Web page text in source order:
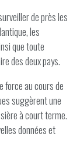
de près les
les
que toute
des deux pays.
force au cours de
suggèrent une
à court terme.
données et